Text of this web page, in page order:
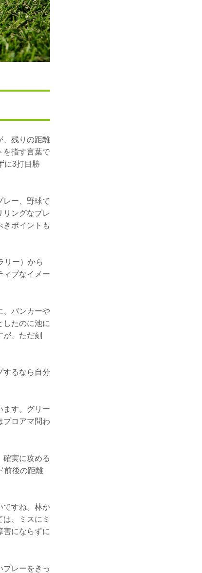
、残りの距離
を指す言葉で
に3打目勝
レー、野球で
リングなプレ
きポイントも
リー）から
ィブなイメー
、バンカーや
したのに池に
、ただ刻
するなら自分
ます。グリー
プロアマ問わ
確実に攻める
前後の距離
ですね。林か
、ミスにミ
害にならずに
プレーをきっ